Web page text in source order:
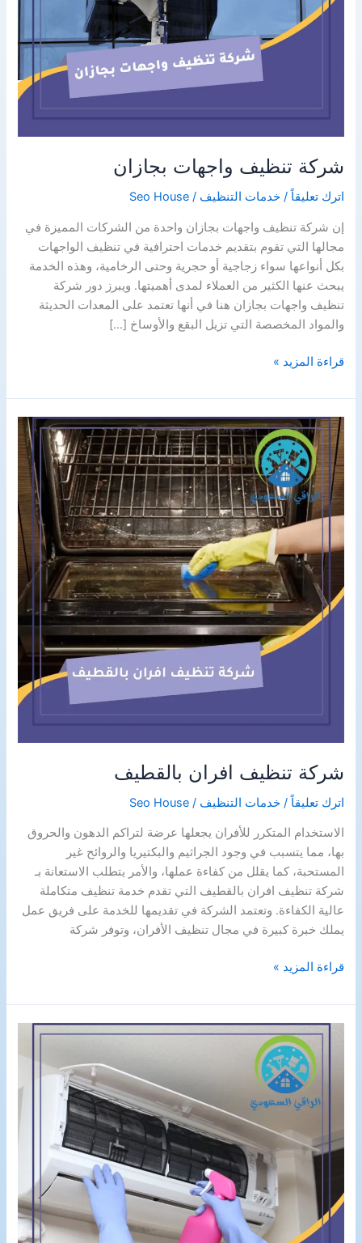
شركة تنظيف واجهات بجازان
اترك تعليقاً /خدمات التنظيف /
Seo House
إن شركة تنظيف واجهات بجازان واحدة من الشركات المميزة في
مجالها التي تقوم بتقديم خدمات احترافية في تنظيف الواجهات
بكل أنواعها سواء زجاجية أو حجرية وحتى الرخامية، وهذه الخدمة
يبحث عنها الكثير من العملاء لمدى أهميتها. ويبرز دور شركة
تنظيف واجهات بجازان هنا في أنها تعتمد على المعدات الحديثة
والمواد المخصصة التي تزيل البقع والأوساخ […]
شركة
واجهات
بجازان
قراءة المزيد »
شركة تنظيف افران بالقطيف
اترك تعليقاً /خدمات التنظيف /
Seo House
الاستخدام المتكرر للأفران يجعلها عرضة لتراكم الدهون والحروق
بها، مما يتسبب في وجود الجراثيم والبكتيريا والروائح غير
المستحبة، كما يقلل من كفاءة عملها، والأمر يتطلب الاستعانة بـ
شركة تنظيف افران بالقطيف التي تقدم خدمة تنظيف متكاملة
عالية الكفاءة. وتعتمد الشركة في تقديمها للخدمة على فريق عمل
يملك خبرة كبيرة في مجال تنظيف الأفران، وتوفر شركة
شركة
افران
بالقطيف
قراءة المزيد »